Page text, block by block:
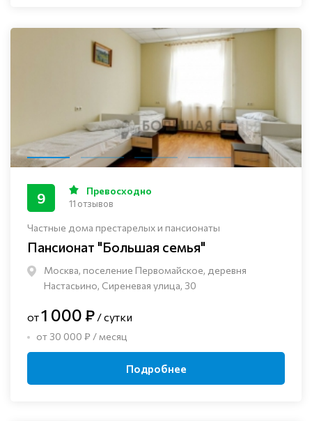
Частные дома престарелых и пансионаты
Пансионат "Большая семья"
Москва, поселение Первомайское, деревня
Настасьино, Сиреневая улица, 30
9 Превосходно
11 отзывов
от1 000 ₽ / сутки
от 30 000 ₽ / месяц
Подробнее